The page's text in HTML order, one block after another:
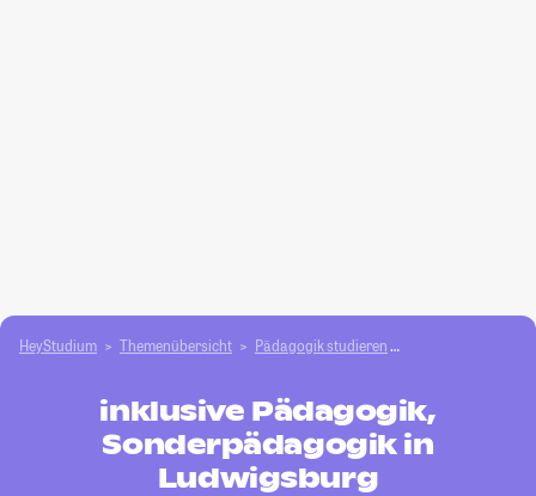
HeyStudium Themenübersicht Pädagogik studieren
inklusive Pädagogik,
Sonderpädagogik in
Ludwigsburg